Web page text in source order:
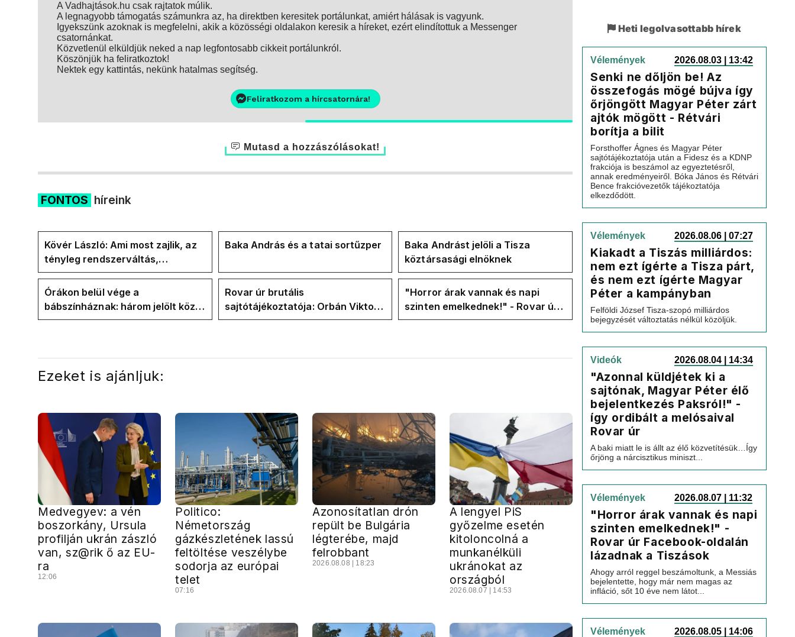
A Vadhajtások.hu csak rajtatok múlik.
A legnagyobb támogatás számunkra az, ha direktben keresitek portálunkat, amiért hálásak is vagyunk.
Igyekszünk azoknak is megfelelni, akik a közösségi oldalakon keresik a híreket, ezért elindítottuk a Messenger
csatornánkat.
Közvetlenül elküldjük neked a nap legfontosabb cikkeit portálunkról.
Köszönjük ha feliratkoztok!
Nektek egy kattintás, nekünk hatalmas segítség.
Feliratkozom a hírcsatornára!
Mutasd a hozzászólásokat!
FONTOS híreink
Kövér László: Ami most zajlik, az
tényleg rendszerváltás,
pontosabban
rendszervisszaváltás
Baka András és a tatai sortűzper
Baka Andrást jelöli a Tisza
köztársasági elnöknek
Órákon belül vége a
bábszínháznak: három jelölt közül
"választ" ma államfőt a Tisza-
Rovar úr brutális
sajtótájékoztatója: Orbán Viktor
és a Vadhajtások a felelős a
"Horror árak vannak és napi
szinten emelkednek!" - Rovar úr
Facebook-oldalán lázadnak a
Ezeket is ajánljuk:
Medvegyev: a vén
boszorkány, Ursula
profilján ukrán zászló
van, sz@rik ő az EU-
ra
12:06
Politico:
Németország
gázkészletének lassú
feltöltése veszélybe
sodorja az európai
telet
07:16
Azonosítatlan drón
repült be Bulgária
légterébe, majd
felrobbant
2026.08.08 | 18:23
A lengyel PiS
győzelme esetén
kitoloncolná a
munkanélküli
ukránokat az
országból
2026.08.07 | 14:53
Heti legolvasottabb hírek
Vélemények 2026.08.03 | 13:42
Senki ne dőljön be! Az
összefogás mögé bújva így
őrjöngött Magyar Péter zárt
ajtók mögött - Rétvári
borítja a bilit
Forsthoffer Ágnes és Magyar Péter
sajtótájékoztatója után a Fidesz és a KDNP
frakciója is beszámol az egyeztetésről,
annak eredményeiről. Bóka János és Rétvári
Bence frakcióvezetők tájékoztatója
elkezdődött.
Vélemények 2026.08.06 | 07:27
Kiakadt a Tiszás milliárdos:
nem ezt ígérte a Tisza párt,
és nem ezt ígérte Magyar
Péter a kampányban
Felföldi József Tisza-szopó milliárdos
bejegyzését változtatás nélkül közöljük.
Videók 2026.08.04 | 14:34
"Azonnal küldjétek ki a
sajtónak, Magyar Péter élő
bejelentkezés Paksról!" -
így ordibált a melósaival
Rovar úr
A baki miatt le is állt az élő közvetítésük…Így
őrjöng a nárcisztikus miniszt...
Vélemények 2026.08.07 | 11:32
"Horror árak vannak és napi
szinten emelkednek!" -
Rovar úr Facebook-oldalán
lázadnak a Tiszások
Ahogy arról reggel beszámoltunk, a Messiás
bejelentette, hogy már nem magas az
infláció, sőt 10 éve nem látot...
Vélemények 2026.08.05 | 14:06